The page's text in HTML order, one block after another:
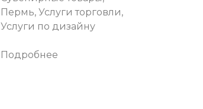
Пермь, Услуги торговли,
Услуги по дизайну
Подробнее